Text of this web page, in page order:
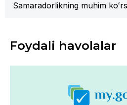
Samaradorlikning muhim
Foydali havolalar